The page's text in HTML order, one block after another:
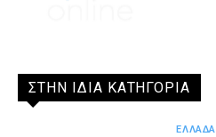
ΣΤΗΝ ΙΔΙΑ ΚΑΤΗΓΟΡΙΑ
ΕΛΛΑΔΑ